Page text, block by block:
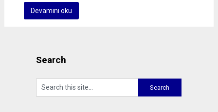
Devamını oku
Search